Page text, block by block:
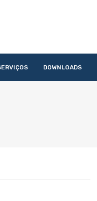
DOWNLOADS